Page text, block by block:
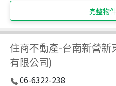
完整物
住商不動產-台南新營新
有限公司)
06-6322-238